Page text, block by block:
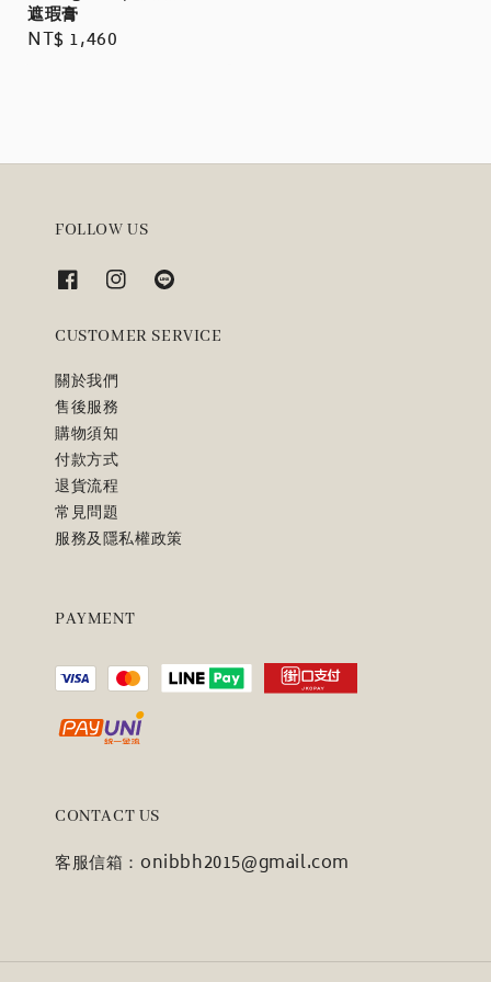
遮瑕膏
Regular
NT$ 1,460
FOLLOW US
CUSTOMER SERVICE
關於我們
售後服務
購物須知
付款方式
退貨流程
常見問題
服務及隱私權政策
PAYMENT
CONTACT US
客服信箱：onibbh2015@gmail.com